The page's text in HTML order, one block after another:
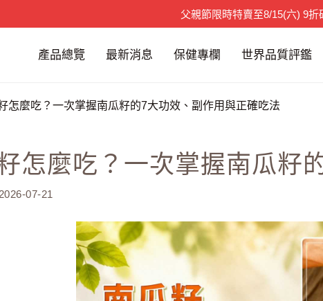
父親節限時特賣至8/15(六) 9折
限時優惠至8/9(日) 買3送1/
產品總覽 最新消息 保健專欄 世界品質評鑑
怎麼吃？一次掌握南瓜籽的7大功效、副作用與正確吃法
怎麼吃？一次掌握南瓜籽
07-21